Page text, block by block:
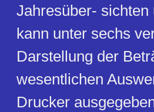
Jahresüber-
kann unter sechs
Darstellung der
wesentlichen
Drucker